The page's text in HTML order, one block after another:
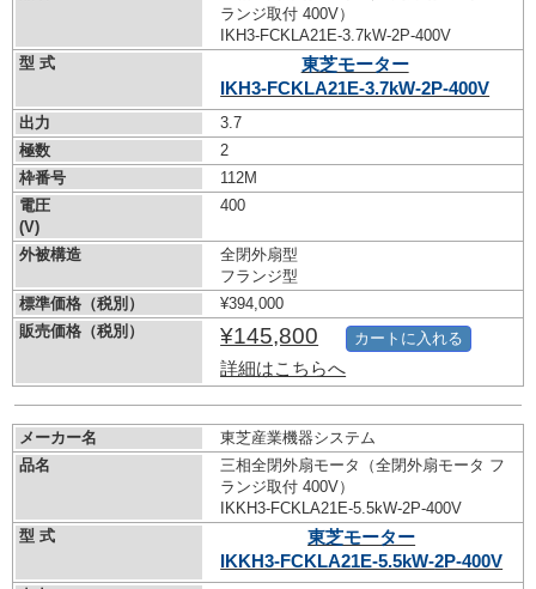
ランジ取付 400V）
IKH3-FCKLA21E-3.7kW-2P-400V
型 式
東芝モーター
IKH3-FCKLA21E-3.7kW-2P-400V
出力
3.7
極数
2
枠番号
112M
電圧
(V)
400
外被構造
全閉外扇型
フランジ型
標準価格（税別）
¥394,000
販売価格（税別）
¥145,800
詳細はこちらへ
カートに入れる
メーカー名
東芝産業機器システム
品名
三相全閉外扇モータ（全閉外扇モータ フ
ランジ取付 400V）
IKKH3-FCKLA21E-5.5kW-2P-400V
型 式
東芝モーター
IKKH3-FCKLA21E-5.5kW-2P-400V